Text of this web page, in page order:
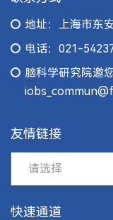
地址：上海市东
电话：021-
脑科学研究院邀
友情链接
快速通道